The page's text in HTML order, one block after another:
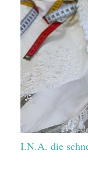
I.N.A. die